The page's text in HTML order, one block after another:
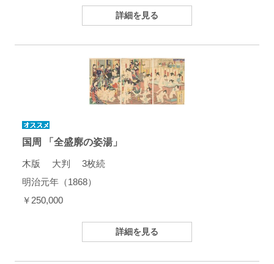
詳細を見る
国周 「全盛廓の姿湯」
木版 大判 3枚続
明治元年（1868）
￥250,000
詳細を見る